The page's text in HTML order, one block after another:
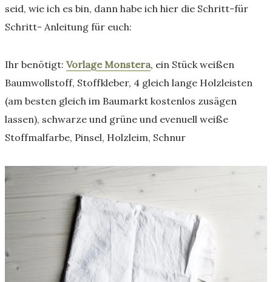
seid, wie ich es bin, dann habe ich hier die Schritt-für
Schritt- Anleitung für euch:
Ihr benötigt: Vorlage Monstera, ein Stück weißen
Baumwollstoff, Stoffkleber, 4 gleich lange Holzleisten
(am besten gleich im Baumarkt kostenlos zusägen
lassen), schwarze und grüne und evenuell weiße
Stoffmalfarbe, Pinsel, Holzleim, Schnur